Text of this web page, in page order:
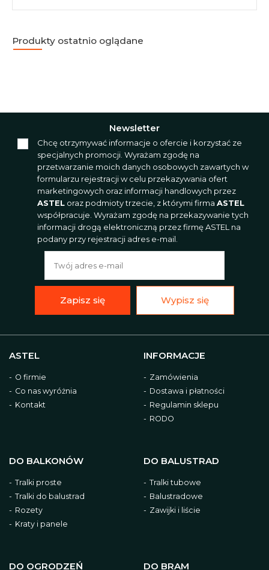
Produkty ostatnio oglądane
ASTEL
O firmie
Co nas wyróżnia
Kontakt
INFORMACJE
Zamówienia
Dostawa i płatności
Regulamin sklepu
RODO
DO BALKONÓW
Tralki proste
Tralki do balustrad
Rozety
Kraty i panele
DO BALUSTRAD
Tralki tubowe
Balustradowe
Zawijki i liście
DO OGRODZEŃ DO BRAM
Newsletter
Chcę otrzymywać informacje o ofercie i korzystać ze
specjalnych promocji. Wyrażam zgodę na
przetwarzanie moich danych osobowych zawartych w
formularzu rejestracji w celu przekazywania ofert
marketingowych oraz informacji handlowych przez
ASTEL oraz podmioty trzecie, z którymi firma ASTEL
współpracuje. Wyrażam zgodę na przekazywanie tych
informacji drogą elektroniczną przez firmę ASTEL na
podany przy rejestracji adres e-mail.
Zapisz się Wypisz się